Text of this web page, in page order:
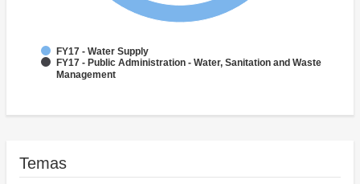
FY17 - Water Supply
FY17 - Public Administration - Water, Sanitation and Waste
Management
Temas